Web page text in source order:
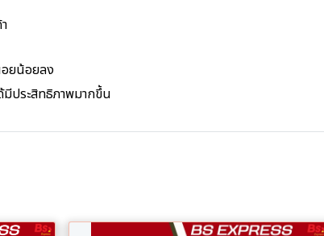
ยน้อยลง
มีประสิทธิภาพมากขึ้น